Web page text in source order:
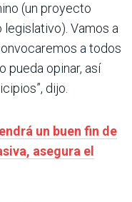
(un proyecto
Vamos a
a todos
pueda opinar, así
dijo.
un buen fin de
asegura el